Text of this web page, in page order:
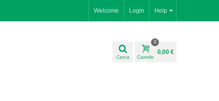
Help
Welcome Login
Cerca Carrello
0
0,00 €